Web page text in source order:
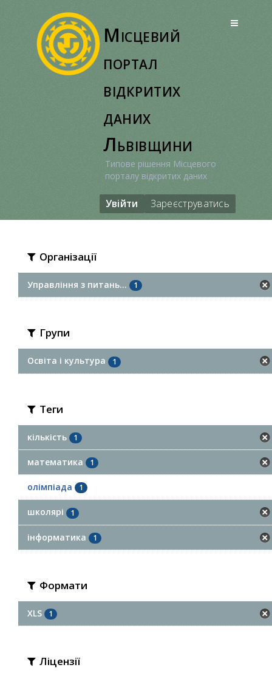
Місцевий
портал
відкритих
даних
Львівщини
Типове рішення Місцевого
порталу відкритих даних
Увійти Зареєструватись
Організації
Управління з питань... 1
Групи
Освіта і культура 1
Теги
кількість 1
математика 1
олімпіада 1
школярі 1
інформатика 1
Формати
XLS 1
Ліцензії